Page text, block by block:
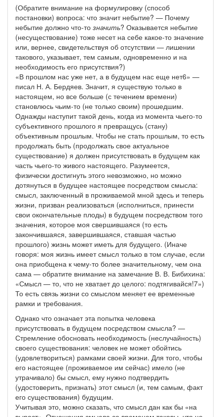
(Обратите внимание на формулировку (способ
постановки) вопроса: что значит небытие? — Почему
небытие должно что-то значить? Оказывается небытие
(несуществование) тоже несет на себе какое-то значение
или, вернее, свидетельствуя об отсутствии — лишении
такового, указывает, тем самым, одновременно и на
необходимость его присутствия?)
«В прошлом нас уже нет, а в будущем нас еще нет6» —
писал Н. А. Бердяев. Значит, я существую только в
настоящем, но все больше (с течением времени)
становлюсь чьим-то (не только своим) прошедшим.
Однажды наступит такой день, когда из момента чьего-то
субъективного прошлого я превращусь (стану)
объективным прошлым. Чтобы не стать прошлым, то есть
продолжать быть (продолжать свое актуальное
существование) я должен присутствовать в будущем как
часть чьего-то живого настоящего. Разумеется,
физически достигнуть этого невозможно, но можно
дотянуться в будущее настоящее посредством смысла:
смысл, заключенный в проживаемой мной здесь и теперь
жизни, призван реализоваться (исполниться, принести
свои окончательные плоды) в будущем посредством того
значения, которое моя свершившаяся (то есть
закончившаяся, завершившаяся, ставшая частью
прошлого) жизнь может иметь для будущего. (Иначе
говоря: моя жизнь имеет смысл только в том случае, если
она приобщена к чему-то более значительному, чем она
сама — обратите внимание на замечание В. В. Бибихина:
«Смысл — то, что не хватает до целого: подтягивайся!7»)
То есть связь жизни со смыслом меняет ее временные
рамки и требования.
Однако что означает эта попытка человека
присутствовать в будущем посредством смысла? —
Стремление обосновать необходимость (неслучайность)
своего существования: человек не может обойтись
(удовлетвориться) рамками своей жизни. Для того, чтобы
его настоящее (проживаемое им сейчас) имело (не
утрачивало) бы смысл, ему нужно подтвердить
(удостоверить, признать) этот смысл (и, тем самым, факт
его существования) будущим.
Учитывая это, можно сказать, что смысл дан как бы «на